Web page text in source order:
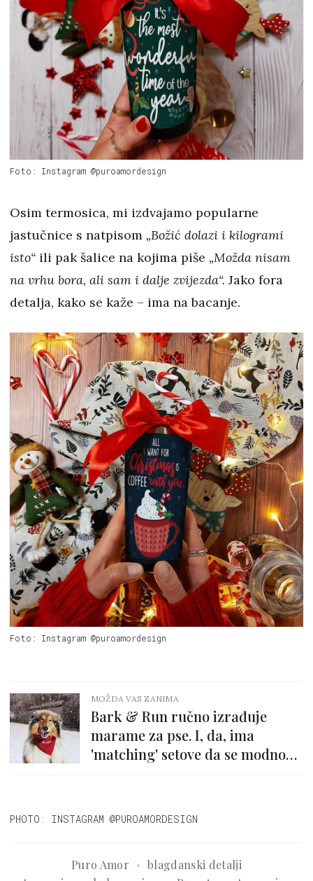
Foto: Instagram @puroamordesign
Osim termosica, mi izdvajamo popularne
jastučnice s natpisom „Božić dolazi i kilogrami
isto“ ili pak šalice na kojima piše „Možda nisam
na vrhu bora, ali sam i dalje zvijezda“. Jako fora
detalja, kako se kaže – ima na bacanje.
Foto: Instagram @puroamordesign
MOŽDA VAS ZANIMA
Bark & Run ručno izrađuje
marame za pse. I, da, ima
'matching' setove da se modno
PHOTO: INSTAGRAM @PUROAMORDESIGN
Puro Amor
blagdanski detalji